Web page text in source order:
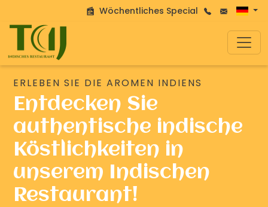
Wöchentliches Special
ERLEBEN SIE DIE AROMEN INDIENS
Entdecken Sie
authentische indische
Köstlichkeiten in
unserem Indischen
Restaurant!